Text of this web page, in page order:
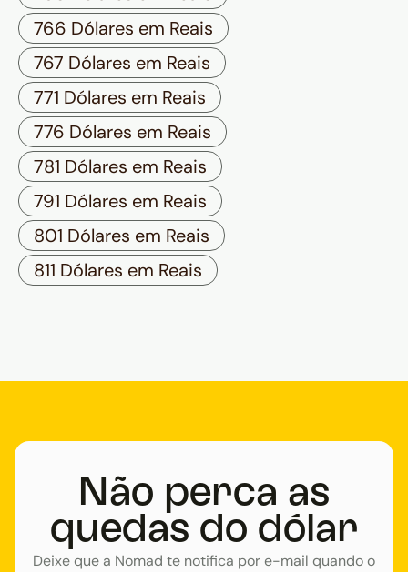
766 Dólares em Reais
767 Dólares em Reais
771 Dólares em Reais
776 Dólares em Reais
781 Dólares em Reais
791 Dólares em Reais
801 Dólares em Reais
811 Dólares em Reais
Não perca as
quedas do dólar
Deixe que a Nomad te notifica por e-mail quando o